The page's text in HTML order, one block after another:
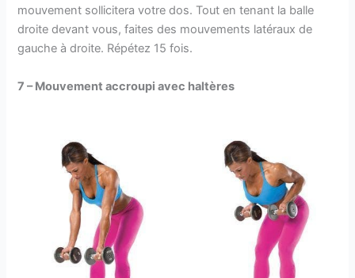
mouvement sollicitera votre dos. Tout en tenant la balle
droite devant vous, faites des mouvements latéraux de
gauche à droite. Répétez 15 fois.
7 – Mouvement accroupi avec haltères